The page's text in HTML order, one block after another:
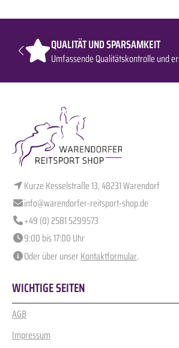
QUALITÄT UND SPARSAMKEIT
Umfassende Qualitätskontrolle und
Kurze Kesselstraße 13, 48231 Warendorf
info@warendorfer-reitsport-shop.de
+49 (0) 2581 5299573
9:00 bis 17:00 Uhr
Oder über unserKontaktformular.
WICHTIGE SEITEN
AGB
Impressum